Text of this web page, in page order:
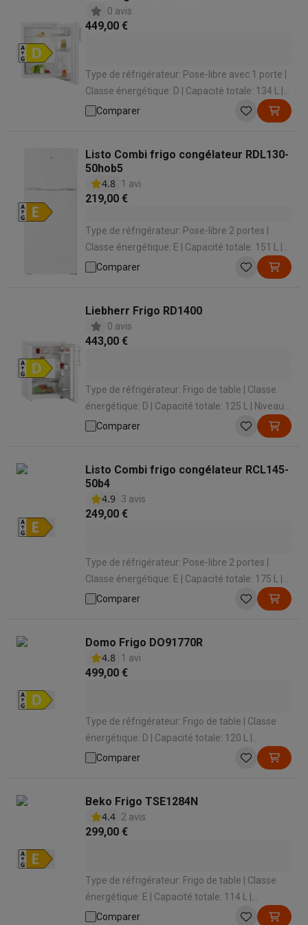
0 avis
449,00 €
Type de réfrigérateur: Pose-libre avec 1 porte |
Classe énergétique: D | Capacité totale: 134 L |
Niveau sonore: 38 dB | Hauteur: 845 mm
Comparer
Listo Combi frigo congélateur RDL130-
50hob5
4.8 1 avi
219,00 €
Type de réfrigérateur: Pose-libre 2 portes |
Classe énergétique: E | Capacité totale: 151 L |
Niveau sonore: 40 dB | Hauteur: 1230 mm
Comparer
Liebherr Frigo RD1400
0 avis
443,00 €
Type de réfrigérateur: Frigo de table | Classe
énergétique: D | Capacité totale: 125 L | Niveau
sonore: 34 dB | Hauteur: 850 mm
Comparer
Listo Combi frigo congélateur RCL145-
50b4
4.9 3 avis
249,00 €
Type de réfrigérateur: Pose-libre 2 portes |
Classe énergétique: E | Capacité totale: 175 L |
Système de froid congélateur: Statique | Niveau
Comparer
Domo Frigo DO91770R
4.8 1 avi
499,00 €
Type de réfrigérateur: Frigo de table | Classe
énergétique: D | Capacité totale: 120 L |
Système de refroidissement: Statique | Niveau
Comparer
Beko Frigo TSE1284N
4.4 2 avis
299,00 €
Type de réfrigérateur: Frigo de table | Classe
énergétique: E | Capacité totale: 114 L |
Système de refroidissement: Statique | Niveau
Comparer